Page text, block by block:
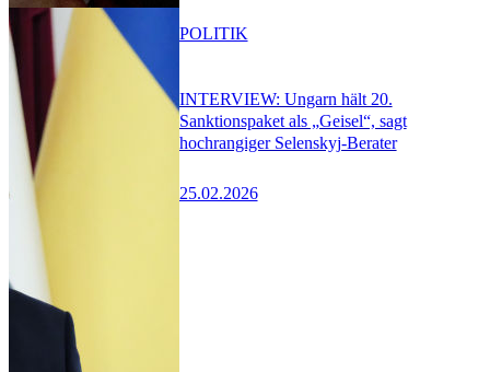
INTERVIEW: Ungarn hält 20.
Sanktionspaket als „Geisel“, sagt
hochrangiger Selenskyj-Berater
25.02.2026
POLITIK